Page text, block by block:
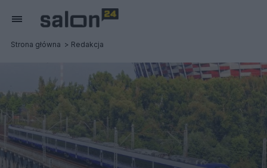
Strona główna Redakcja